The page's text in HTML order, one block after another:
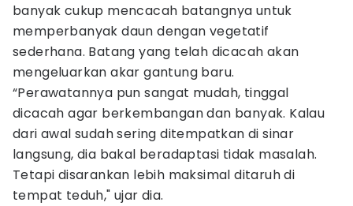
banyak cukup mencacah batangnya untuk
memperbanyak daun dengan vegetatif
sederhana. Batang yang telah dicacah akan
mengeluarkan akar gantung baru.
“Perawatannya pun sangat mudah, tinggal
dicacah agar berkembangan dan banyak. Kalau
dari awal sudah sering ditempatkan di sinar
langsung, dia bakal beradaptasi tidak masalah.
Tetapi disarankan lebih maksimal ditaruh di
tempat teduh," ujar dia.